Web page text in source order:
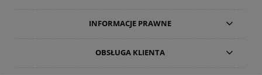
INFORMACJE PRAWNE
OBSŁUGA KLIENTA